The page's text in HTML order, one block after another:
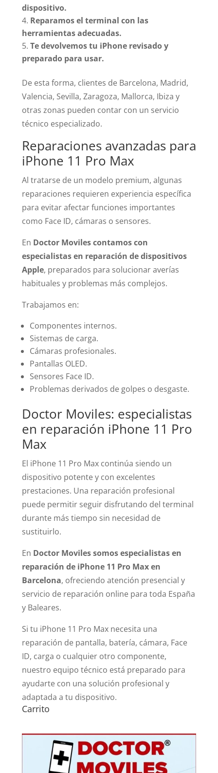
dispositivo.
Reparamos el terminal con las
herramientas adecuadas.
Te devolvemos tu iPhone revisado y
preparado para usar.
De esta forma, clientes de Barcelona, Madrid,
Valencia, Sevilla, Zaragoza, Mallorca, Ibiza y
otras zonas pueden contar con un servicio
técnico especializado.
Reparaciones avanzadas para
iPhone 11 Pro Max
Al tratarse de un modelo premium, algunas
reparaciones requieren experiencia específica
para evitar afectar funciones importantes
como Face ID, cámaras o sensores.
En Doctor Moviles contamos con
especialistas en reparación de dispositivos
Apple, preparados para solucionar averías
habituales y problemas más complejos.
Trabajamos en:
Componentes internos.
Sistemas de carga.
Cámaras profesionales.
Pantallas OLED.
Sensores Face ID.
Problemas derivados de golpes o desgaste.
Doctor Moviles: especialistas
en reparación iPhone 11 Pro
Max
El iPhone 11 Pro Max continúa siendo un
dispositivo potente y con excelentes
prestaciones. Una reparación profesional
puede permitir seguir disfrutando del terminal
durante más tiempo sin necesidad de
sustituirlo.
En Doctor Moviles somos especialistas en
reparación de iPhone 11 Pro Max en
Barcelona, ofreciendo atención presencial y
servicio de reparación online para toda España
y Baleares.
Si tu iPhone 11 Pro Max necesita una
reparación de pantalla, batería, cámara, Face
ID, carga o cualquier otro componente,
nuestro equipo técnico está preparado para
ayudarte con una solución profesional y
adaptada a tu dispositivo.
Carrito